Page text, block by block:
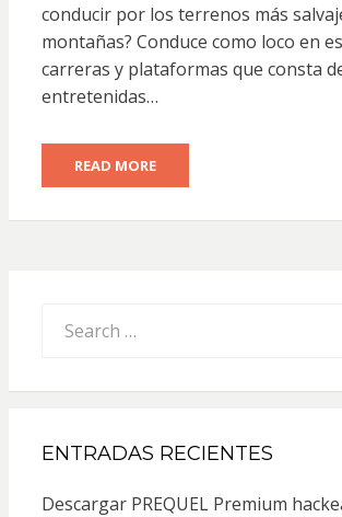
conducir por los terrenos más
montañas? Conduce como loco en
carreras y plataformas que consta
entretenidas…
READ MORE
for:
ENTRADAS RECIENTES
Descargar PREQUEL Premium